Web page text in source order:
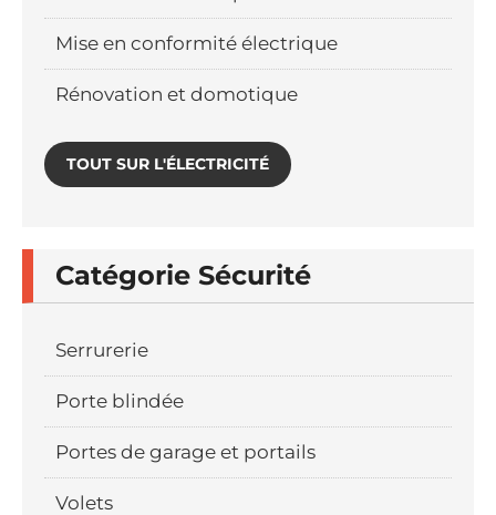
Mise en conformité électrique
Rénovation et domotique
TOUT SUR L'ÉLECTRICITÉ
Catégorie Sécurité
Serrurerie
Porte blindée
Portes de garage et portails
Volets